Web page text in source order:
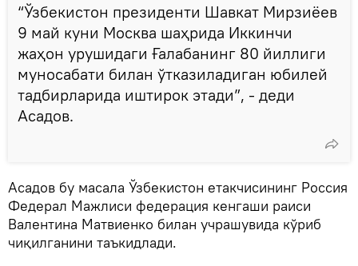
“Ўзбекистон президенти Шавкат Мирзиёев
9 май куни Москва шаҳрида Иккинчи
жаҳон урушидаги Ғалабанинг 80 йиллиги
муносабати билан ўтказиладиган юбилей
тадбирларида иштирок этади”, - деди
Асадов.
Асадов бу масала Ўзбекистон етакчисининг Россия
Федерал Мажлиси федерация кенгаши раиси
Валентина Матвиенко билан учрашувида кўриб
чиқилганини таъкидлади.